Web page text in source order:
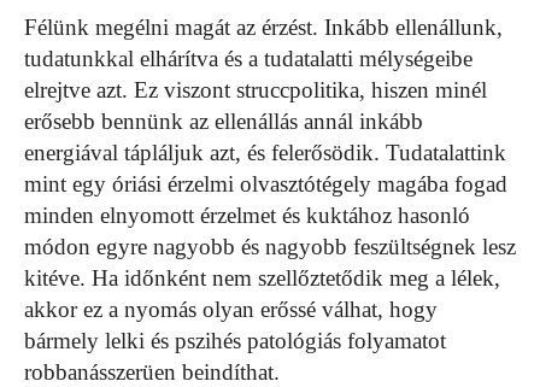
Félünk megélni magát az érzést. Inkább ellenállunk,
tudatunkkal elhárítva és a tudatalatti mélységeibe
elrejtve azt. Ez viszont struccpolitika, hiszen minél
erősebb bennünk az ellenállás annál inkább
energiával tápláljuk azt, és felerősödik. Tudatalattink
mint egy óriási érzelmi olvasztótégely magába fogad
minden elnyomott érzelmet és kuktához hasonló
módon egyre nagyobb és nagyobb feszültségnek lesz
kitéve. Ha időnként nem szellőztetődik meg a lélek,
akkor ez a nyomás olyan erőssé válhat, hogy
bármely lelki és pszihés patológiás folyamatot
robbanásszerüen beindíthat.